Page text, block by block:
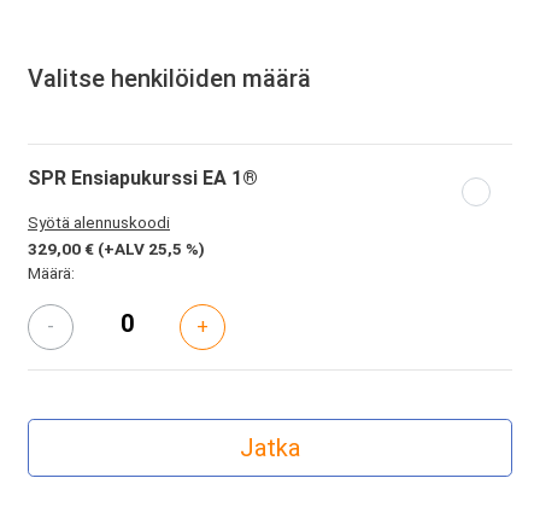
Valitse henkilöiden määrä
SPR Ensiapukurssi EA 1®
Syötä alennuskoodi
329,00 € (+ALV 25,5 %)
Määrä:
- +